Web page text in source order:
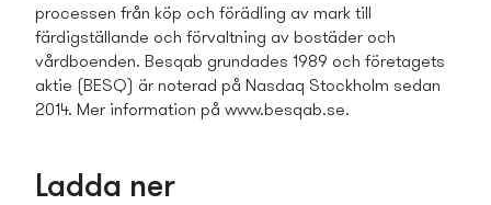
processen från köp och förädling av mark till
färdigställande och förvaltning av bostäder och
vårdboenden. Besqab grundades 1989 och företagets
aktie (BESQ) är noterad på Nasdaq Stockholm sedan
2014. Mer information på www.besqab.se.
Ladda ner